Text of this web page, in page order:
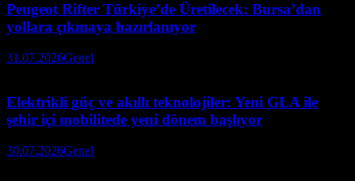
Peugeot Rifter Türkiye’de Üretilecek: Bursa’dan
yollara çıkmaya hazırlanıyor
31.07.2026Genel
Elektrikli güç ve akıllı teknolojiler: Yeni GLA ile
şehir içi mobilitede yeni dönem başlıyor
30.07.2026Genel